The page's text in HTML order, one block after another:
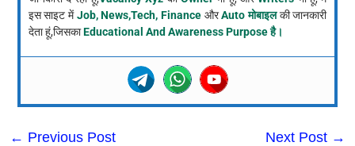
इस साइट मेंJob, News,Tech, Finance औरAuto मोबाइलकी जानकारी
देता हूं,जिसकाEducational And Awareness Purpose है।
← Previous Post Next Post →